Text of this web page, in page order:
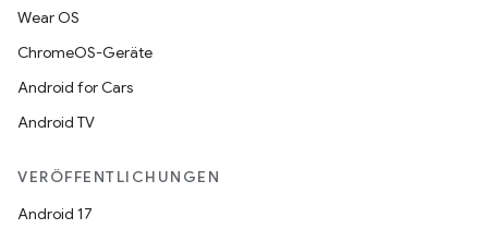
Wear OS
ChromeOS-Geräte
Android for Cars
Android TV
VERÖFFENTLICHUNGEN
Android 17